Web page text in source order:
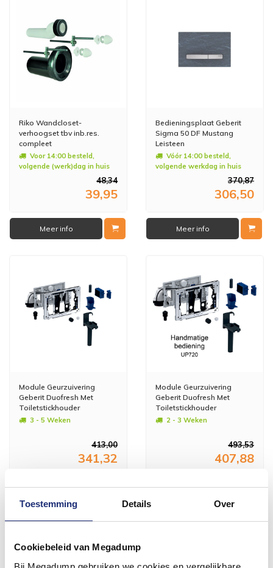
Toestemming Details Over
Cookiebeleid van Megadump
Riko Wandcloset-
verhoogset tbv inb.res.
compleet
Voor 14:00 besteld,
volgende (werk)dag in huis
48,34
39,95
Meer info
Bedieningsplaat Geberit
Sigma 50 DF Mustang
Leisteen
Vóór 14:00 besteld,
volgende werkdag in huis
370,87
306,50
Meer info
Module Geurzuivering
Geberit Duofresh Met
Toiletstickhouder
Oriëntatielicht
3 - 5 Weken
413,00
341,32
Module Geurzuivering
Geberit Duofresh Met
Toiletstickhouder
Handmatige Activering
2 - 3 Weken
493,53
407,88